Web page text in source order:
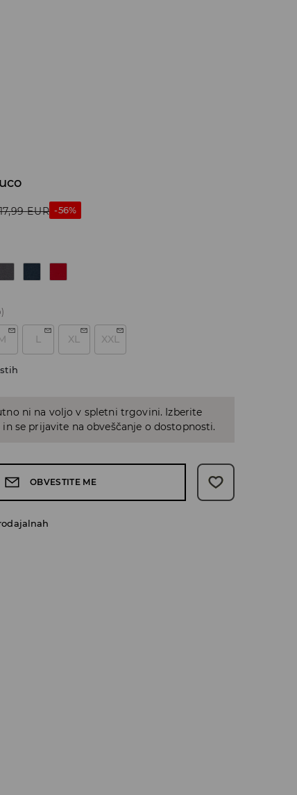
17,99 EUR -56%
L XL XXL
ni na voljo v spletni trgovini. Izberite
se prijavite na obveščanje o dostopnosti.
OBVESTITE ME